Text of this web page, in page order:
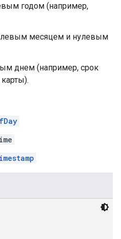
годом (например,
месяцем и нулевым
днем ​​(например, срок